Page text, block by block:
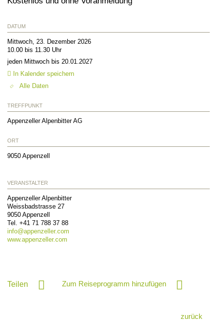
DATUM
Mittwoch, 23. Dezember 2026
10.00 bis 11.30 Uhr
jeden Mittwoch bis 20.01.2027
In Kalender speichern
Alle Daten
TREFFPUNKT
Appenzeller Alpenbitter AG
ORT
9050 Appenzell
VERANSTALTER
Appenzeller Alpenbitter
Weissbadstrasse 27
9050 Appenzell
Tel. +41 71 788 37 88
info@appenzeller.com
www.appenzeller.com
Teilen Zum Reiseprogramm hinzufügen
zurück